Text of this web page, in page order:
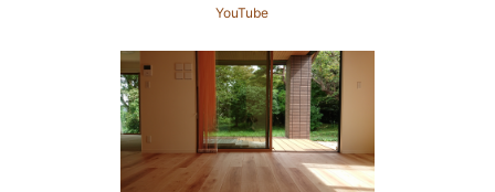
味でしたよ。 ...
と空き缶と。 流木で組ま
れたビーチバレーのコー
トにも見える。 お盆明
けの海岸 2020.8.17 哀
しすぎるね。 ゴミの置き
がったら、もう作るしか
ないわよね。 ただ、飾り
つけはどうしようか？ 懐
かしいなこの感覚。 とり
あえず、庭と玄関先から
YouTube